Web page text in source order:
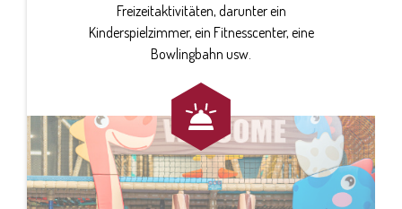
Freizeitaktivitäten, darunter ein
Kinderspielzimmer, ein Fitnesscenter, eine
Bowlingbahn usw.